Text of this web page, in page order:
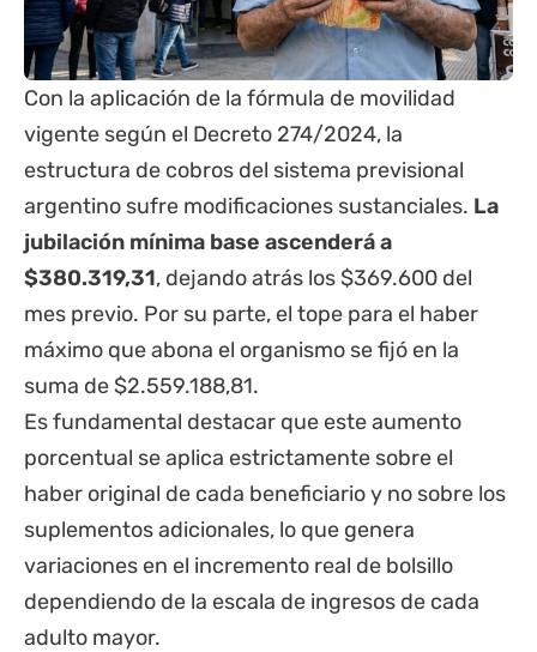
Con la aplicación de la fórmula de movilidad
vigente según el Decreto 274/2024, la
estructura de cobros del sistema previsional
argentino sufre modificaciones sustanciales. La
jubilación mínima base ascenderá a
$380.319,31, dejando atrás los $369.600 del
mes previo. Por su parte, el tope para el haber
máximo que abona el organismo se fijó en la
suma de $2.559.188,81.
Es fundamental destacar que este aumento
porcentual se aplica estrictamente sobre el
haber original de cada beneficiario y no sobre los
suplementos adicionales, lo que genera
variaciones en el incremento real de bolsillo
dependiendo de la escala de ingresos de cada
adulto mayor.